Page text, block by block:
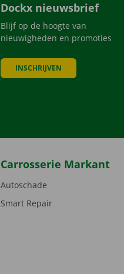
Dockx nieuwsbrief
Blijf op de hoogte van
nieuwigheden en promoties
INSCHRIJVEN
Carrosserie Markant
Autoschade
Smart Repair